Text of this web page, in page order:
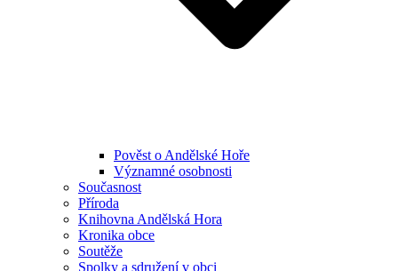
Pověst o Andělské Hoře
Významné osobnosti
Současnost
Příroda
Knihovna Andělská Hora
Kronika obce
Soutěže
Spolky a sdružení v obci